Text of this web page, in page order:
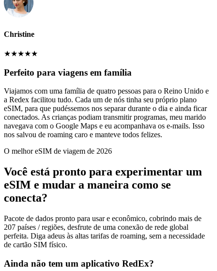
Christine
★★★★★
Perfeito para viagens em família
Viajamos com uma família de quatro pessoas para o Reino Unido e
a Redex facilitou tudo. Cada um de nós tinha seu próprio plano
eSIM, para que pudéssemos nos separar durante o dia e ainda ficar
conectados. As crianças podiam transmitir programas, meu marido
navegava com o Google Maps e eu acompanhava os e-mails. Isso
nos salvou de roaming caro e manteve todos felizes.
O melhor eSIM de viagem de 2026
Você está pronto para experimentar um
eSIM e mudar a maneira como se
conecta?
Pacote de dados pronto para usar e econômico, cobrindo mais de
207 países / regiões, desfrute de uma conexão de rede global
perfeita. Diga adeus às altas tarifas de roaming, sem a necessidade
de cartão SIM físico.
Ainda não tem um aplicativo RedEx?